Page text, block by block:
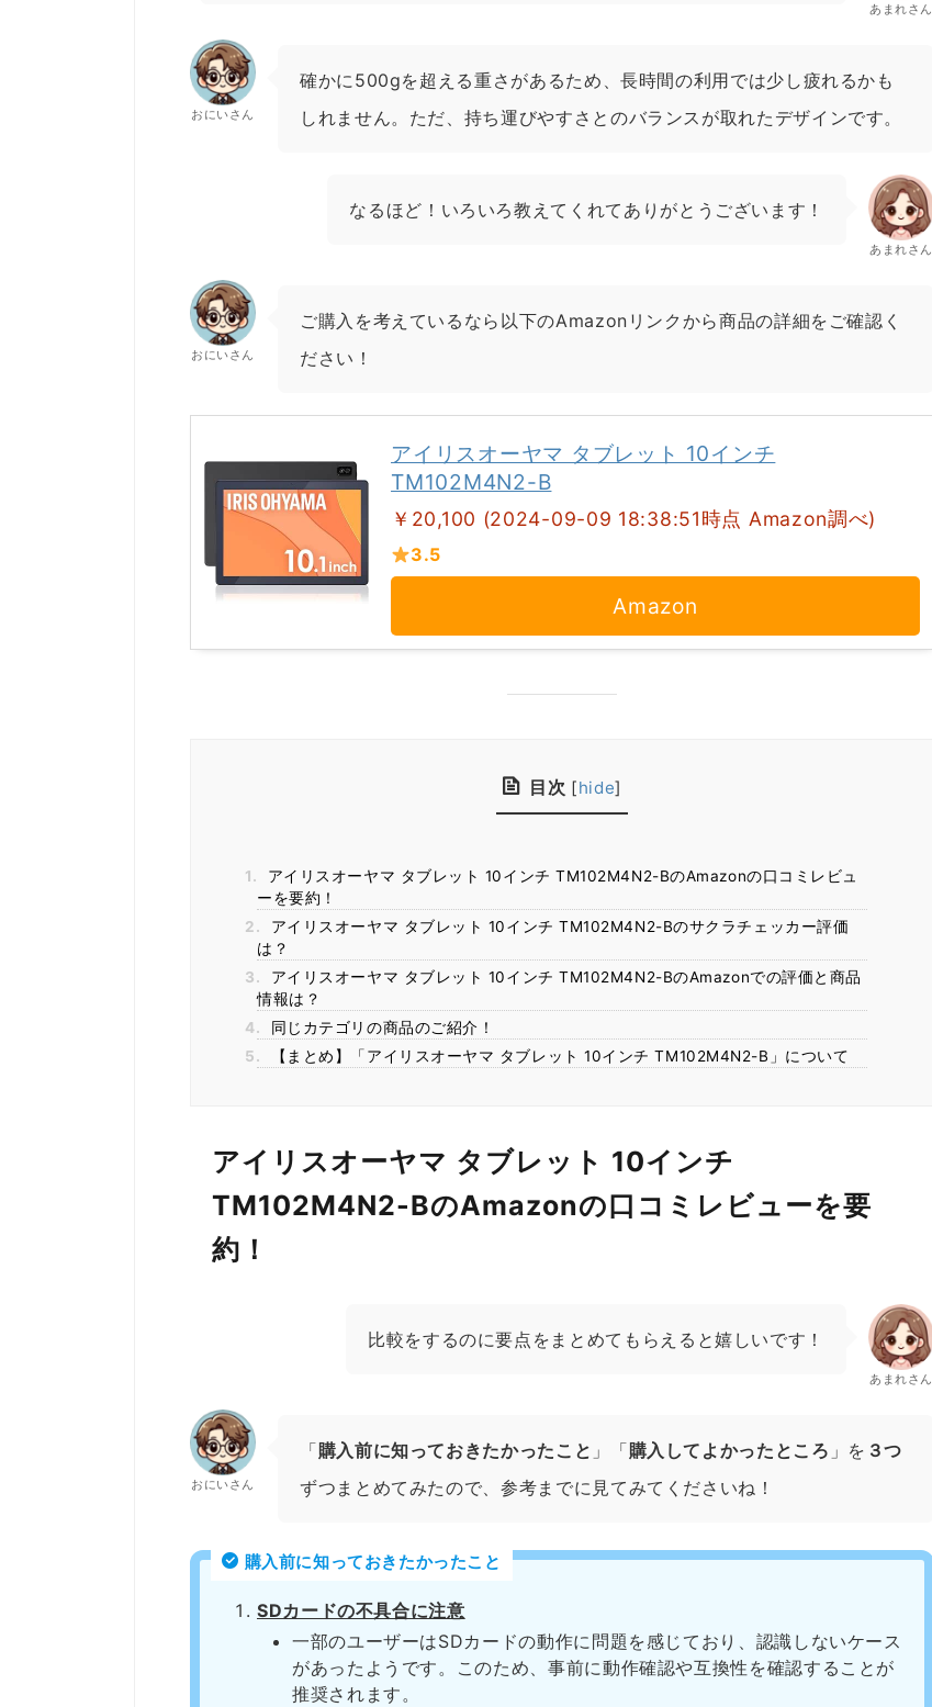
あまれさん
おにいさん
確かに500gを超える重さがあるため、長時間の利用では少し疲れるかも
しれません。ただ、持ち運びやすさとのバランスが取れたデザインです。
なるほど！いろいろ教えてくれてありがとうございます！
あまれさん
おにいさん
ご購入を考えているなら以下のAmazonリンクから商品の詳細をご確認く
ださい！
アイリスオーヤマ タブレット 10インチ
TM102M4N2-B
￥20,100 (2024-09-09 18:38:51時点 Amazon調べ)
3.5
Amazon
目次 [hide]
1.
アイリスオーヤマ タブレット 10インチ TM102M4N2-BのAmazonの口コミレビュ
ーを要約！
2.
アイリスオーヤマ タブレット 10インチ TM102M4N2-Bのサクラチェッカー評価
は？
3.
アイリスオーヤマ タブレット 10インチ TM102M4N2-BのAmazonでの評価と商品
情報は？
4.
同じカテゴリの商品のご紹介！
5.
【まとめ】「アイリスオーヤマ タブレット 10インチ TM102M4N2-B」について
アイリスオーヤマ タブレット 10インチ
TM102M4N2-BのAmazonの口コミレビューを要
約！
比較をするのに要点をまとめてもらえると嬉しいです！
あまれさん
おにいさん
「購入前に知っておきたかったこと 」「購入してよかったところ 」を ３つ
ずつまとめてみたので、参考までに見てみてくださいね！
購入前に知っておきたかったこと
SDカードの不具合に注意
一部のユーザーはSDカードの動作に問題を感じており、認識しないケース
があったようです。このため、事前に動作確認や互換性を確認することが
推奨されます。